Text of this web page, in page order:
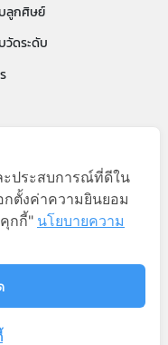
by P'Paul
ลูกศิษย์
ดระดับ
ะประสบการณ์ที่ดีใน
กตั้งค่าความยินยอม
กกี้" นโยบายความ